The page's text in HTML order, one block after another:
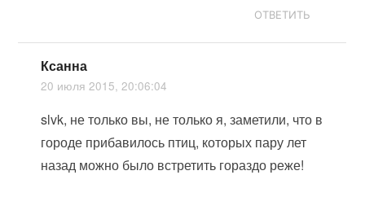
ОТВЕТИТЬ
Ксанна
20 июля 2015, 20:06:04
slvk, не только вы, не только я, заметили, что в
городе прибавилось птиц, которых пару лет
назад можно было встретить гораздо реже!